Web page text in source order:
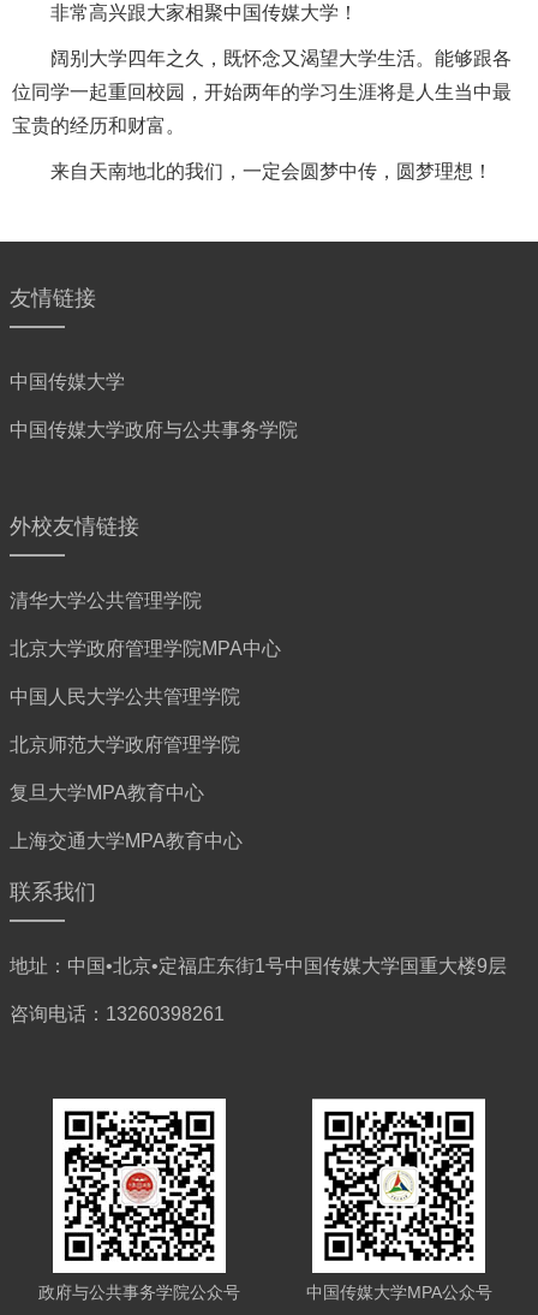
非常高兴跟大家相聚中国传媒大学！
阔别大学四年之久，既怀念又渴望大学生活。能够跟各
位同学一起重回校园，开始两年的学习生涯将是人生当中最
宝贵的经历和财富。
来自天南地北的我们，一定会圆梦中传，圆梦理想！
友情链接
中国传媒大学
中国传媒大学政府与公共事务学院
外校友情链接
清华大学公共管理学院
北京大学政府管理学院MPA中心
中国人民大学公共管理学院
北京师范大学政府管理学院
复旦大学MPA教育中心
上海交通大学MPA教育中心
联系我们
地址：中国•北京•定福庄东街1号中国传媒大学国重大楼9层
咨询电话：13260398261
政府与公共事务学院公众号 中国传媒大学MPA公众号